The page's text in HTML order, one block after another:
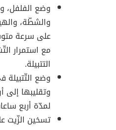
وضع الفلفل،
والشطّة،
على سرعة
مع استمرار
التتبيلة.
وضع
وتقليبها إلى
لمدّة أربع
تسخين الزّيت